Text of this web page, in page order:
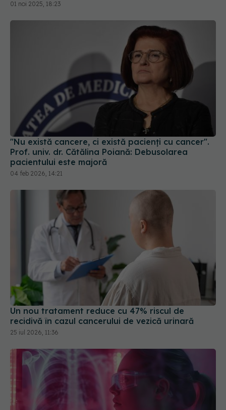
01 noi 2025, 18:23
"Nu există cancere, ci există pacienți cu cancer".
Prof. univ. dr. Cătălina Poiană: Debusolarea
pacientului este majoră
04 feb 2026, 14:21
Un nou tratament reduce cu 47% riscul de
recidivă în cazul cancerului de vezică urinară
25 iul 2026, 11:36